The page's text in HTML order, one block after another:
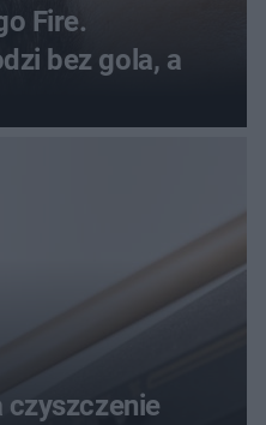
Fire.
bez gola, a
czyszczenie